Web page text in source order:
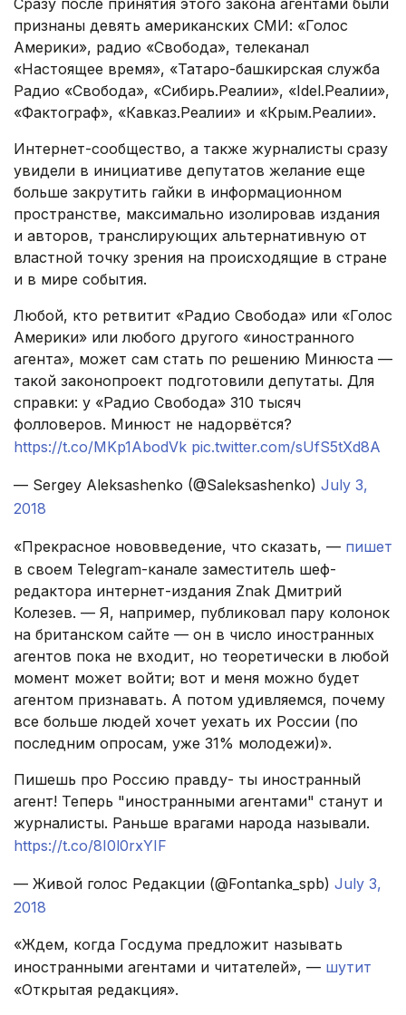
признаны девять американских СМИ: «Голос
Америки», радио «Свобода», телеканал
«Настоящее время», «Татаро-башкирская служба
Радио «Свобода», «Сибирь.Реалии», «Idel.Реалии»,
«Фактограф», «Кавказ.Реалии» и «Крым.Реалии».
Интернет-сообщество, а также журналисты сразу
увидели в инициативе депутатов желание еще
больше закрутить гайки в информационном
пространстве, максимально изолировав издания
и авторов, транслирующих альтернативную от
властной точку зрения на происходящие в стране
и в мире события.
Любой, кто ретвитит «Радио Свобода» или «Голос
Америки» или любого другого «иностранного
агента», может сам стать по решению Минюста —
такой законопроект подготовили депутаты. Для
справки: у «Радио Свобода» 310 тысяч
фолловеров. Минюст не надорвётся?
https://t.co/MKp1AbodVk pic.twitter.com/sUfS5tXd8A
— Sergey Aleksashenko (@Saleksashenko) July 3,
2018
«Прекрасное нововведение, что сказать, — пишет
в своем Telegram-канале заместитель шеф-
редактора интернет-издания Znak Дмитрий
Колезев. — Я, например, публиковал пару колонок
на британском сайте — он в число иностранных
агентов пока не входит, но теоретически в любой
момент может войти; вот и меня можно будет
агентом признавать. А потом удивляемся, почему
все больше людей хочет уехать их России (по
последним опросам, уже 31% молодежи)».
Пишешь про Россию правду- ты иностранный
агент! Теперь "иностранными агентами" станут и
журналисты. Раньше врагами народа называли.
https://t.co/8I0l0rxYIF
— Живой голос Редакции (@Fontanka_spb) July 3,
2018
«Ждем, когда Госдума предложит называть
иностранными агентами и читателей», — шутит
«Открытая редакция».